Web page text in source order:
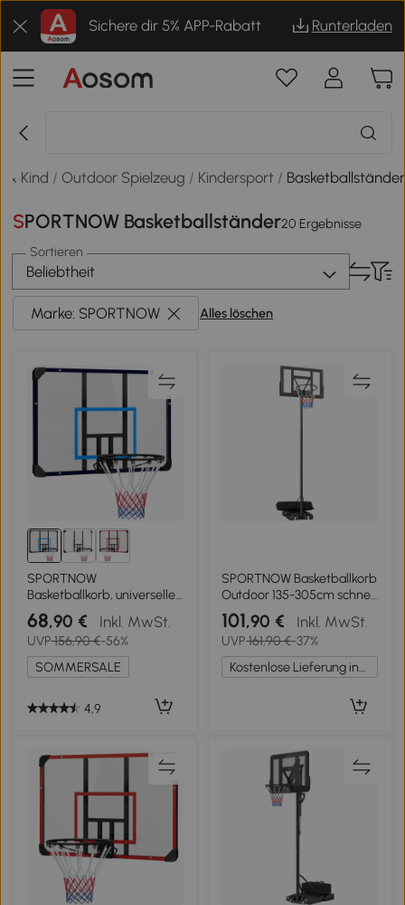
Sichere dir 5% APP-Rabatt Runterladen
& Kind /Outdoor Spielzeug / Kindersport / Basketballständer
SPORTNOW Basketballständer20 Ergebnisse
Sortieren
Beliebtheit
Marke: SPORTNOW Alles löschen
SPORTNOW
Basketballkorb, universelle
Wandhalterung, reißfestes
Netz, rostfreier
Stahlrahmen, 113 x 61 x 73
cm
68,90 € Inkl. MwSt.
UVP156,90 €-56%
SOMMERSALE
4,9
SPORTNOW Basketballkorb
Outdoor 135-305cm schnell
Höhenverstellbar
Basketballständer mit
110x70cm bruchsichere
Rückwand 2 Rädern
101,90 € Inkl. MwSt.
UVP161,90 €-37%
Kostenlose Lieferung innerhalb Deutschlands